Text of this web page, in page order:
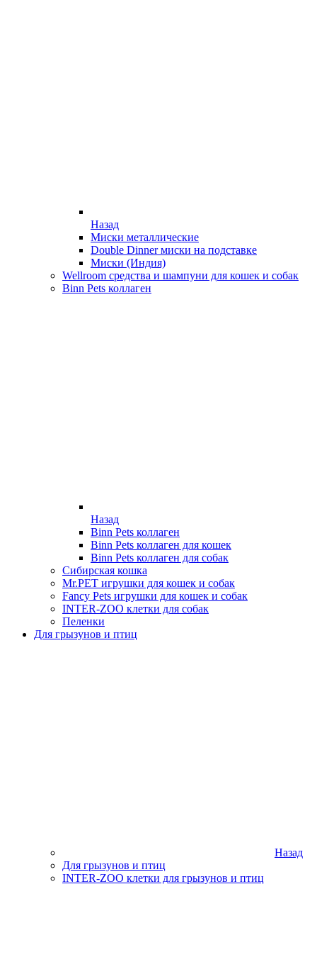
Назад
Миски металлические
Double Dinner миски на подставке
Миски (Индия)
Wellroom средства и шампуни для кошек и собак
Binn Pets коллаген
Назад
Binn Pets коллаген
Binn Pets коллаген для кошек
Binn Pets коллаген для собак
Сибирская кошка
Mr.PET игрушки для кошек и собак
Fancy Pets игрушки для кошек и собак
INTER-ZOO клетки для собак
Пеленки
Для грызунов и птиц
Назад
Для грызунов и птиц
INTER-ZOO клетки для грызунов и птиц